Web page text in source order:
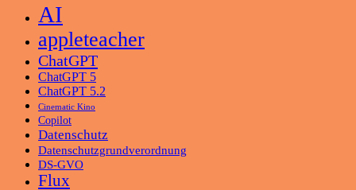
AI
appleteacher
ChatGPT
ChatGPT 5
ChatGPT 5.2
Cinematic Kino
Copilot
Datenschutz
Datenschutzgrundverordnung
DS-GVO
Flux